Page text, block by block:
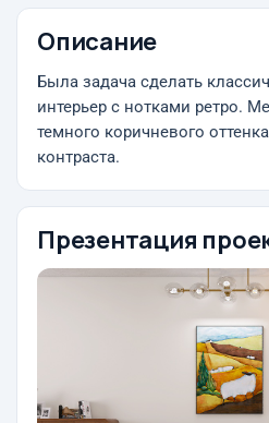
Описание
Была задача сделать
интерьер с нотками ретро.
темного коричневого
контраста.
Презентация